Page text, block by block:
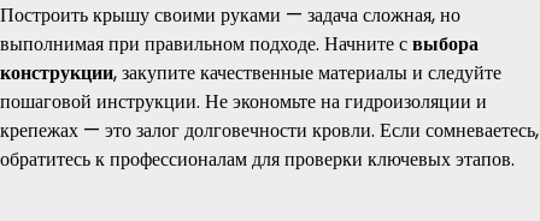
Построить крышу своими руками — задача сложная, но
выполнимая при правильном подходе. Начните свыбора
конструкции, закупите качественные материалы и следуйте
пошаговой инструкции. Не экономьте на гидроизоляции и
крепежах — это залог долговечности кровли. Если сомневаетесь,
обратитесь к профессионалам для проверки ключевых этапов.